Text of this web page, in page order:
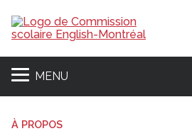
MENU
À PROPOS